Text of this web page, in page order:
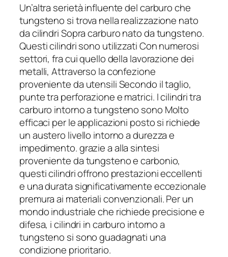
Un’altra serietà influente del carburo che
tungsteno si trova nella realizzazione nato
da cilindri Sopra carburo nato da tungsteno.
Questi cilindri sono utilizzati Con numerosi
settori, fra cui quello della lavorazione dei
metalli, Attraverso la confezione
proveniente da utensili Secondo il taglio,
punte tra perforazione e matrici. I cilindri tra
carburo intorno a tungsteno sono Molto
efficaci per le applicazioni posto si richiede
un austero livello intorno a durezza e
impedimento. grazie a alla sintesi
proveniente da tungsteno e carbonio,
questi cilindri offrono prestazioni eccellenti
e una durata significativamente eccezionale
premura ai materiali convenzionali. Per un
mondo industriale che richiede precisione e
difesa, i cilindri in carburo intorno a
tungsteno si sono guadagnati una
condizione prioritario.